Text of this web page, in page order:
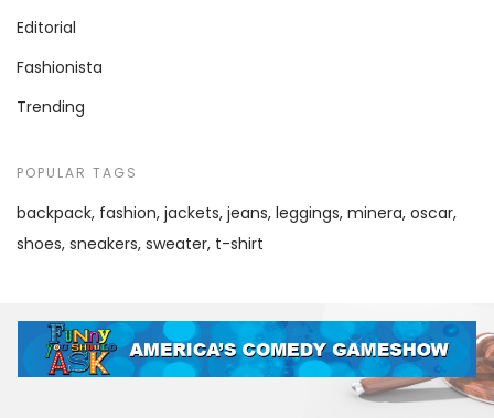
Editorial
Fashionista
Trending
POPULAR TAGS
backpack fashion jackets jeans leggings minera oscar
shoes sneakers sweater t-shirt